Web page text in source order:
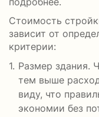
Стоимость
зависит от
критерии:
Размер здания.
тем выше
виду, что
экономии без